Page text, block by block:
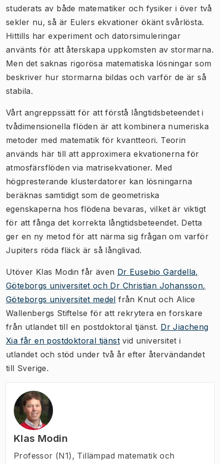
studerats av både matematiker och fysiker i över två
sekler nu, så är Eulers ekvationer ökänt svårlösta.
Hittills har experiment och datorsimuleringar
använts för att återskapa uppkomsten av stormarna.
Men det saknas rigorösa matematiska lösningar som
beskriver hur stormarna bildas och varför de är så
stabila.
Vårt angreppssätt för att förstå långtidsbeteendet i
tvådimensionella flöden är att kombinera numeriska
metoder med matematik för kvantteori. Teorin
används här till att approximera ekvationerna för
atmosfärsflöden via matrisekvationer. Med
högpresterande klusterdatorer kan lösningarna
beräknas samtidigt som de geometriska
egenskaperna hos flödena bevaras, vilket är viktigt
för att fånga det korrekta långtidsbeteendet. Detta
ger en ny metod för att närma sig frågan om varför
Jupiters röda fläck är så långlivad.
Utöver Klas Modin får även Dr Eusebio Gardella,
Göteborgs universitet och Dr Christian Johansson,
Göteborgs universitet medel från Knut och Alice
Wallenbergs Stiftelse för att rekrytera en forskare
från utlandet till en postdoktoral tjänst. Dr Jiacheng
Xia får en postdoktoral tjänst vid universitet i
utlandet och stöd under två år efter återvändandet
till Sverige.
Klas Modin
Professor (N1) , Tillämpad matematik och